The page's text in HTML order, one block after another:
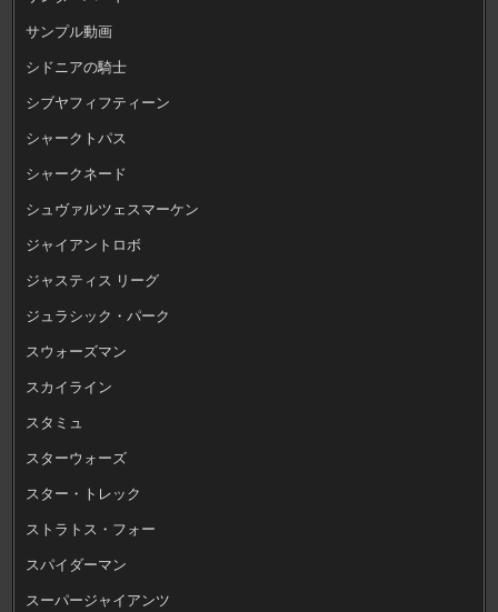
サンプル動画
シドニアの騎士
シブヤフィフティーン
シャークトパス
シャークネード
シュヴァルツェスマーケン
ジャイアントロボ
ジャスティス リーグ
ジュラシック・パーク
スウォーズマン
スカイライン
スタミュ
スターウォーズ
スター・トレック
ストラトス・フォー
スパイダーマン
スーパージャイアンツ